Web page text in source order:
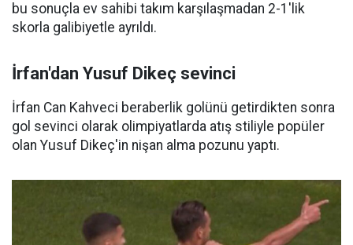
bu sonuçla ev sahibi takım karşılaşmadan 2-1'lik
skorla galibiyetle ayrıldı.
İrfan'dan Yusuf Dikeç sevinci
İrfan Can Kahveci beraberlik golünü getirdikten sonra
gol sevinci olarak olimpiyatlarda atış stiliyle popüler
olan Yusuf Dikeç'in nişan alma pozunu yaptı.